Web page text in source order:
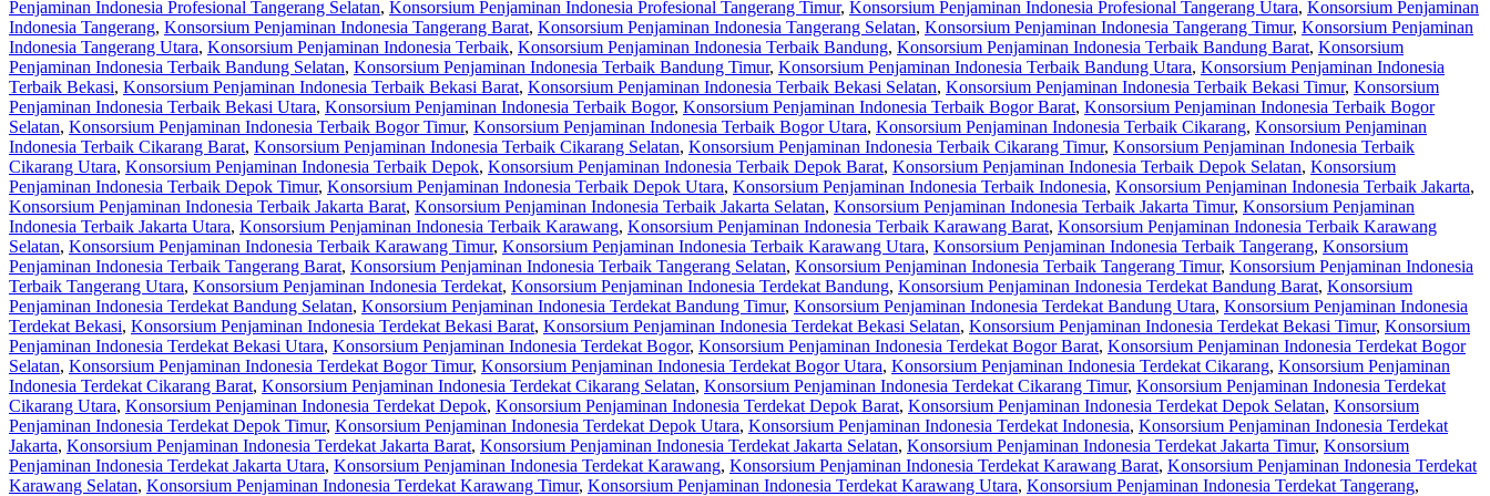
Penjaminan Indonesia Profesional Tangerang Selatan, Konsorsium Penjaminan Indonesia Profesional Tangerang Timur, Konsorsium Penjaminan Indonesia Profesional Tangerang Utara, Konsorsium Penjaminan
Indonesia Tangerang, Konsorsium Penjaminan Indonesia Tangerang Barat, Konsorsium Penjaminan Indonesia Tangerang Selatan, Konsorsium Penjaminan Indonesia Tangerang Timur, Konsorsium Penjaminan
Indonesia Tangerang Utara, Konsorsium Penjaminan Indonesia Terbaik, Konsorsium Penjaminan Indonesia Terbaik Bandung, Konsorsium Penjaminan Indonesia Terbaik Bandung Barat, Konsorsium
Penjaminan Indonesia Terbaik Bandung Selatan, Konsorsium Penjaminan Indonesia Terbaik Bandung Timur, Konsorsium Penjaminan Indonesia Terbaik Bandung Utara, Konsorsium Penjaminan Indonesia
Terbaik Bekasi, Konsorsium Penjaminan Indonesia Terbaik Bekasi Barat, Konsorsium Penjaminan Indonesia Terbaik Bekasi Selatan, Konsorsium Penjaminan Indonesia Terbaik Bekasi Timur, Konsorsium
Penjaminan Indonesia Terbaik Bekasi Utara, Konsorsium Penjaminan Indonesia Terbaik Bogor, Konsorsium Penjaminan Indonesia Terbaik Bogor Barat, Konsorsium Penjaminan Indonesia Terbaik Bogor
Selatan, Konsorsium Penjaminan Indonesia Terbaik Bogor Timur, Konsorsium Penjaminan Indonesia Terbaik Bogor Utara, Konsorsium Penjaminan Indonesia Terbaik Cikarang, Konsorsium Penjaminan
Indonesia Terbaik Cikarang Barat, Konsorsium Penjaminan Indonesia Terbaik Cikarang Selatan, Konsorsium Penjaminan Indonesia Terbaik Cikarang Timur, Konsorsium Penjaminan Indonesia Terbaik
Cikarang Utara, Konsorsium Penjaminan Indonesia Terbaik Depok, Konsorsium Penjaminan Indonesia Terbaik Depok Barat, Konsorsium Penjaminan Indonesia Terbaik Depok Selatan, Konsorsium
Penjaminan Indonesia Terbaik Depok Timur, Konsorsium Penjaminan Indonesia Terbaik Depok Utara, Konsorsium Penjaminan Indonesia Terbaik Indonesia, Konsorsium Penjaminan Indonesia Terbaik Jakarta,
Konsorsium Penjaminan Indonesia Terbaik Jakarta Barat, Konsorsium Penjaminan Indonesia Terbaik Jakarta Selatan, Konsorsium Penjaminan Indonesia Terbaik Jakarta Timur, Konsorsium Penjaminan
Indonesia Terbaik Jakarta Utara, Konsorsium Penjaminan Indonesia Terbaik Karawang, Konsorsium Penjaminan Indonesia Terbaik Karawang Barat, Konsorsium Penjaminan Indonesia Terbaik Karawang
Selatan, Konsorsium Penjaminan Indonesia Terbaik Karawang Timur, Konsorsium Penjaminan Indonesia Terbaik Karawang Utara, Konsorsium Penjaminan Indonesia Terbaik Tangerang, Konsorsium
Penjaminan Indonesia Terbaik Tangerang Barat, Konsorsium Penjaminan Indonesia Terbaik Tangerang Selatan, Konsorsium Penjaminan Indonesia Terbaik Tangerang Timur, Konsorsium Penjaminan Indonesia
Terbaik Tangerang Utara, Konsorsium Penjaminan Indonesia Terdekat, Konsorsium Penjaminan Indonesia Terdekat Bandung, Konsorsium Penjaminan Indonesia Terdekat Bandung Barat, Konsorsium
Penjaminan Indonesia Terdekat Bandung Selatan, Konsorsium Penjaminan Indonesia Terdekat Bandung Timur, Konsorsium Penjaminan Indonesia Terdekat Bandung Utara, Konsorsium Penjaminan Indonesia
Terdekat Bekasi, Konsorsium Penjaminan Indonesia Terdekat Bekasi Barat, Konsorsium Penjaminan Indonesia Terdekat Bekasi Selatan, Konsorsium Penjaminan Indonesia Terdekat Bekasi Timur, Konsorsium
Penjaminan Indonesia Terdekat Bekasi Utara, Konsorsium Penjaminan Indonesia Terdekat Bogor, Konsorsium Penjaminan Indonesia Terdekat Bogor Barat, Konsorsium Penjaminan Indonesia Terdekat Bogor
Selatan, Konsorsium Penjaminan Indonesia Terdekat Bogor Timur, Konsorsium Penjaminan Indonesia Terdekat Bogor Utara, Konsorsium Penjaminan Indonesia Terdekat Cikarang, Konsorsium Penjaminan
Indonesia Terdekat Cikarang Barat, Konsorsium Penjaminan Indonesia Terdekat Cikarang Selatan, Konsorsium Penjaminan Indonesia Terdekat Cikarang Timur, Konsorsium Penjaminan Indonesia Terdekat
Cikarang Utara, Konsorsium Penjaminan Indonesia Terdekat Depok, Konsorsium Penjaminan Indonesia Terdekat Depok Barat, Konsorsium Penjaminan Indonesia Terdekat Depok Selatan, Konsorsium
Penjaminan Indonesia Terdekat Depok Timur, Konsorsium Penjaminan Indonesia Terdekat Depok Utara, Konsorsium Penjaminan Indonesia Terdekat Indonesia, Konsorsium Penjaminan Indonesia Terdekat
Jakarta, Konsorsium Penjaminan Indonesia Terdekat Jakarta Barat, Konsorsium Penjaminan Indonesia Terdekat Jakarta Selatan, Konsorsium Penjaminan Indonesia Terdekat Jakarta Timur, Konsorsium
Penjaminan Indonesia Terdekat Jakarta Utara, Konsorsium Penjaminan Indonesia Terdekat Karawang, Konsorsium Penjaminan Indonesia Terdekat Karawang Barat, Konsorsium Penjaminan Indonesia Terdekat
Karawang Selatan, Konsorsium Penjaminan Indonesia Terdekat Karawang Timur, Konsorsium Penjaminan Indonesia Terdekat Karawang Utara, Konsorsium Penjaminan Indonesia Terdekat Tangerang,